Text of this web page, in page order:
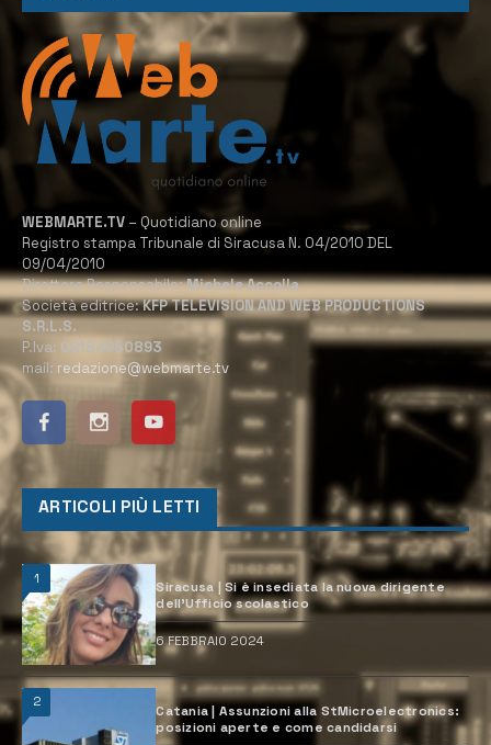
WEBMARTE.TV – Quotidiano online
Registro stampa Tribunale di Siracusa N. 04/2010 DEL
09/04/2010
Direttore Responsabile:Michele Accolla
Società editrice:KFP TELEVISION AND WEB PRODUCTIONS
S.R.L.S.
P.Iva: 02184950893
mail: redazione@webmarte.tv
ARTICOLI PIÙ LETTI
1
Siracusa | Si è insediata la nuova dirigente
dell’Ufficio scolastico
6 FEBBRAIO 2024
2
Catania | Assunzioni alla StMicroelectronics:
posizioni aperte e come candidarsi